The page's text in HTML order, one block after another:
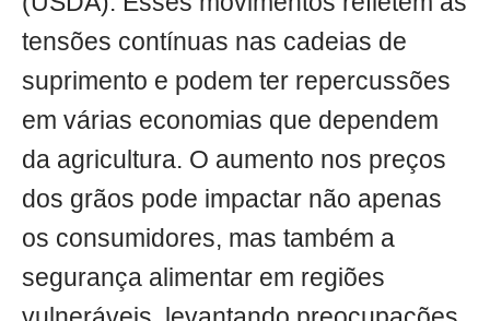
tensões contínuas nas cadeias de
suprimento e podem ter repercussões
em várias economias que dependem
da agricultura. O aumento nos preços
dos grãos pode impactar não apenas
os consumidores, mas também a
segurança alimentar em regiões